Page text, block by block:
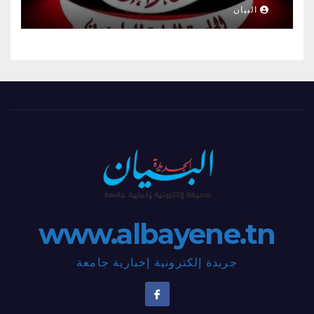
البيان
www.albayene.tn
جريدة إلكترونية إخبارية جامعة